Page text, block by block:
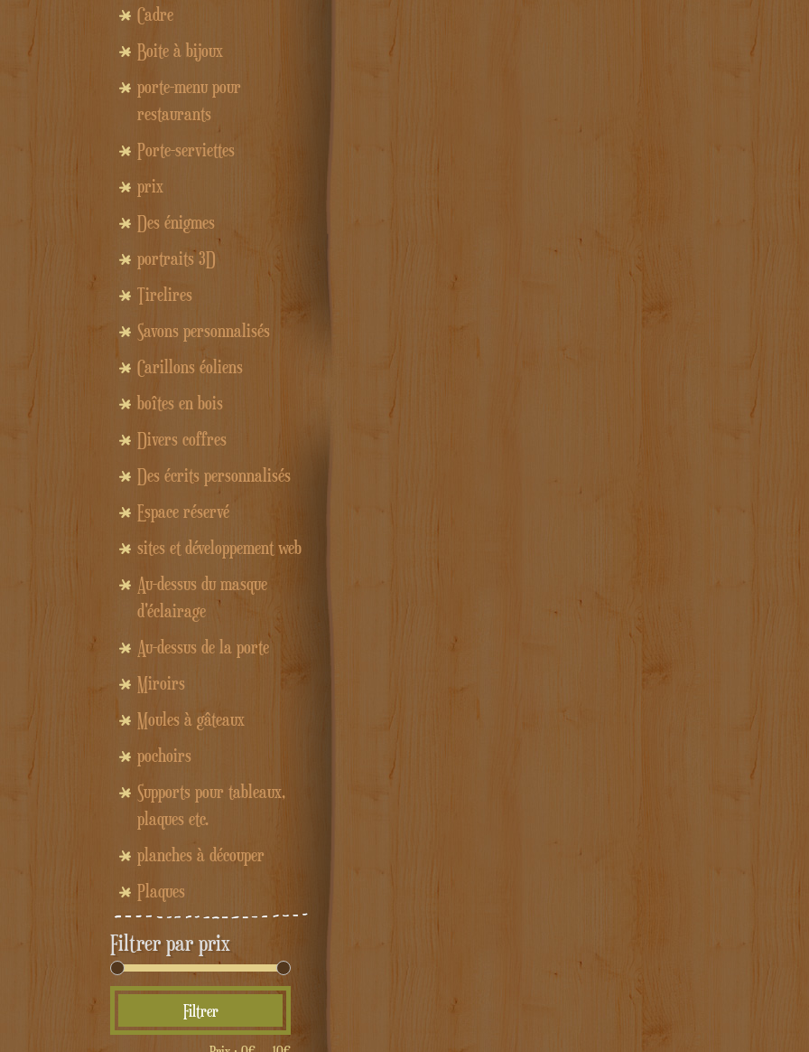
Cadre
Boite à bijoux
porte-menu pour
restaurants
Porte-serviettes
prix
Des énigmes
portraits 3D
Tirelires
Savons personnalisés
Carillons éoliens
boîtes en bois
Divers coffres
Des écrits personnalisés
Espace réservé
sites et développement web
Au-dessus du masque
d'éclairage
Au-dessus de la porte
Miroirs
Moules à gâteaux
pochoirs
Supports pour tableaux,
plaques etc.
planches à découper
Plaques
Filtrer par prix
min
max
Filtrer